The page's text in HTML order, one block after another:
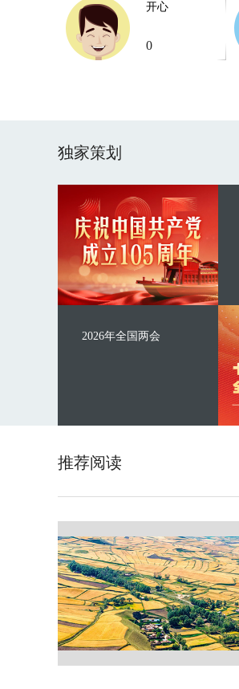
开心
0
独家策划
2026年全国两会
推荐阅读